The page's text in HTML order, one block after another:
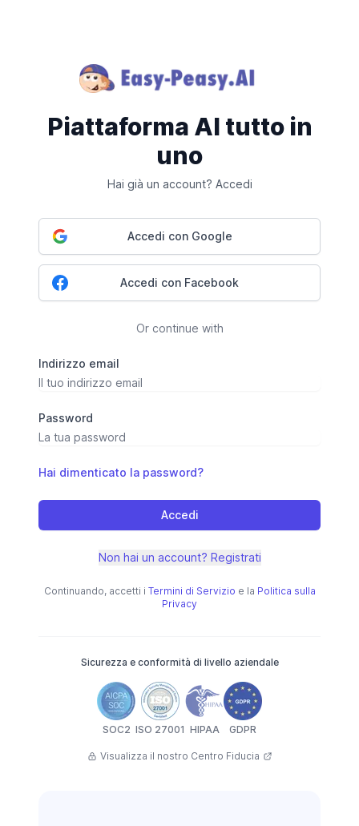
Piattaforma AI tutto in
uno
Hai già un account? Accedi
Accedi con Google
Accedi con Facebook
Or continue with
Indirizzo email
Password
Hai dimenticato la password?
Accedi
Non hai un account? Registrati
Continuando, accetti i Termini di Servizio e la Politica sulla
Privacy
Sicurezza e conformità di livello aziendale
SOC2 ISO 27001 HIPAA GDPR
Visualizza il nostro Centro Fiducia